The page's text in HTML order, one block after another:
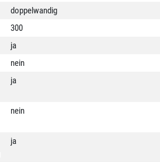
doppelwandig
300
ja
nein
ja
nein
ja